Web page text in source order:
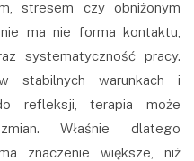
stresem czy obniżonym
ma nie forma kontaktu,
systematyczność pracy.
stabilnych warunkach i
refleksji, terapia może
Właśnie dlatego
znaczenie większe, niż